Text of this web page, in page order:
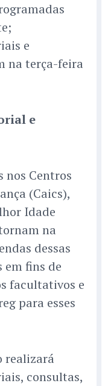
e
na terça-feira
e
nos Centros
(Caics),
Idade
na
dessas
em fins de
facultativos e
para esses
realizará
consultas,